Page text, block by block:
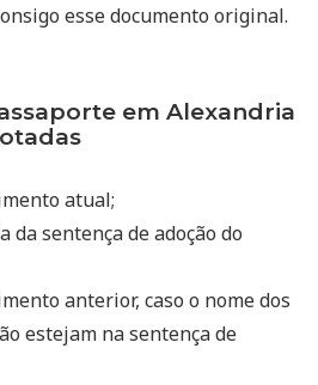
esse documento original.
em Alexandria
atual;
da sentença de adoção do
anterior, caso o nome dos
estejam na sentença de